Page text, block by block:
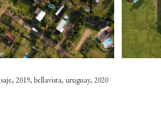
2019, bellavista, uruguay, 2020